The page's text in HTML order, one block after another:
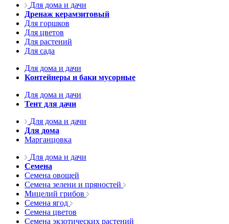
Для дома и дачи
Дренаж керамзитовый
Для горшков
Для цветов
Для растений
Для сада
Для дома и дачи
Контейнеры и баки мусорные
Для дома и дачи
Тент для дачи
Для дома и дачи
Для дома
Марганцовка
Для дома и дачи
Семена
Семена овощей
Семена зелени и пряностей
Мицелий грибов
Семена ягод
Семена цветов
Семена экзотических растений